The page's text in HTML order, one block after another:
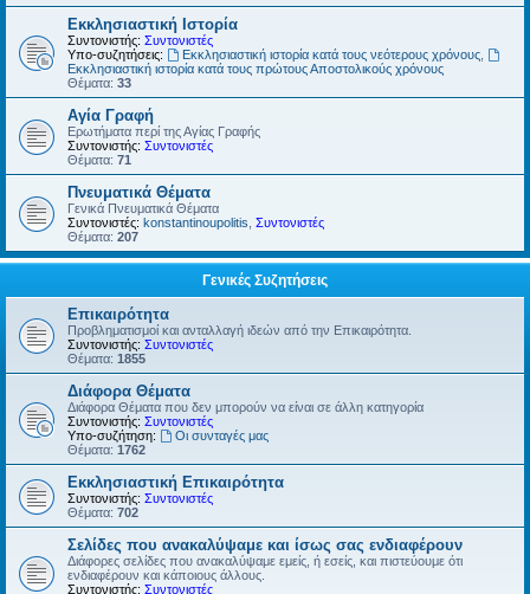
Εκκλησιαστική Ιστορία
Συντονιστής: Συντονιστές
Υπο-συζητήσεις:
Εκκλησιαστική ιστορία κατά τους νεότερους χρόνους,
Εκκλησιαστική ιστορία κατά τους πρώτους Αποστολικούς χρόνους
Θέματα: 33
Αγία Γραφή
Ερωτήματα περί της Αγίας Γραφής
Συντονιστής: Συντονιστές
Θέματα: 71
Πνευματικά Θέματα
Γενικά Πνευματικά Θέματα
Συντονιστές: konstantinoupolitis Συντονιστές
Θέματα: 207
Γενικές Συζητήσεις
Επικαιρότητα
Προβληματισμοί και ανταλλαγή ιδεών από την Επικαιρότητα.
Συντονιστής: Συντονιστές
Θέματα: 1855
Διάφορα Θέματα
Διάφορα Θέματα που δεν μπορούν να είναι σε άλλη κατηγορία
Συντονιστής: Συντονιστές
Υπο-συζήτηση:
Οι συνταγές μας
Θέματα: 1762
Εκκλησιαστική Επικαιρότητα
Συντονιστής: Συντονιστές
Θέματα: 702
Σελίδες που ανακαλύψαμε και ίσως σας ενδιαφέρουν
Διάφορες σελίδες που ανακαλύψαμε εμείς, ή εσείς, και πιστεύουμε ότι
ενδιαφέρουν και κάποιους άλλους.
Συντονιστής: Συντονιστές